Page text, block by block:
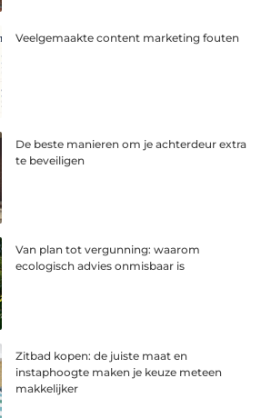
Veelgemaakte content marketing fouten
De beste manieren om je achterdeur extra
te beveiligen
Van plan tot vergunning: waarom
ecologisch advies onmisbaar is
Zitbad kopen: de juiste maat en
instaphoogte maken je keuze meteen
makkelijker